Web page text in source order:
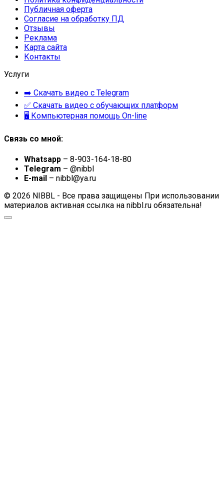
Публичная оферта
Согласие на обработку ПД
Отзывы
Реклама
Карта сайта
Контакты
Услуги
➡️ Скачать видео с Telegram
✅ Скачать видео с обучающих платформ
🖥 Компьютерная помощь On-line
Связь со мной:
Whatsapp – 8-903-164-18-80
Telegram – @nibbl
E-mail – nibbl@ya.ru
© 2026 NIBBL - Все права защищены При использовании
материалов активная ссылка на nibbl.ru обязательна!